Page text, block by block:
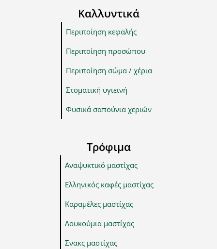
Καλλυντικά
Περιποίηση κεφαλής
Περιποίηση προσώπου
Περιποίηση σώμα / χέρια
Στοματική υγιεινή
Φυσικά σαπούνια χεριών
Τρόφιμα
Αναψυκτικό μαστίχας
Ελληνικός καφές μαστίχας
Καραμέλες μαστίχας
Λουκούμια μαστίχας
Σνακς μαστίχας